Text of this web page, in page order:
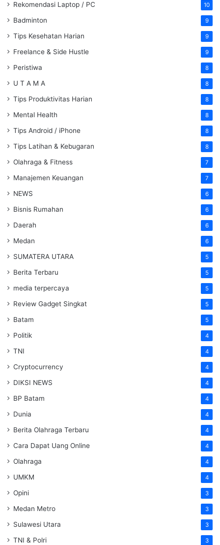
Rekomendasi Laptop / PC 10
Badminton 9
Tips Kesehatan Harian 9
Freelance & Side Hustle 9
Peristiwa 8
U T A M A 8
Tips Produktivitas Harian 8
Mental Health 8
Tips Android / iPhone 8
Tips Latihan & Kebugaran 8
Olahraga & Fitness 7
Manajemen Keuangan 7
NEWS 6
Bisnis Rumahan 6
Daerah 6
Medan 6
SUMATERA UTARA 5
Berita Terbaru 5
media terpercaya 5
Review Gadget Singkat 5
Batam 5
Politik 4
TNI 4
Cryptocurrency 4
DIKSI NEWS 4
BP Batam 4
Dunia 4
Berita Olahraga Terbaru 4
Cara Dapat Uang Online 4
Olahraga 4
UMKM 4
Opini 3
Medan Metro 3
Sulawesi Utara 3
TNI & Polri 3